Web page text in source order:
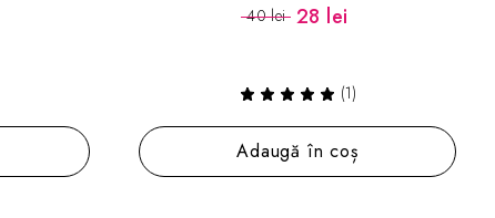
40 lei 28 lei
(1)
Adaugă în coș